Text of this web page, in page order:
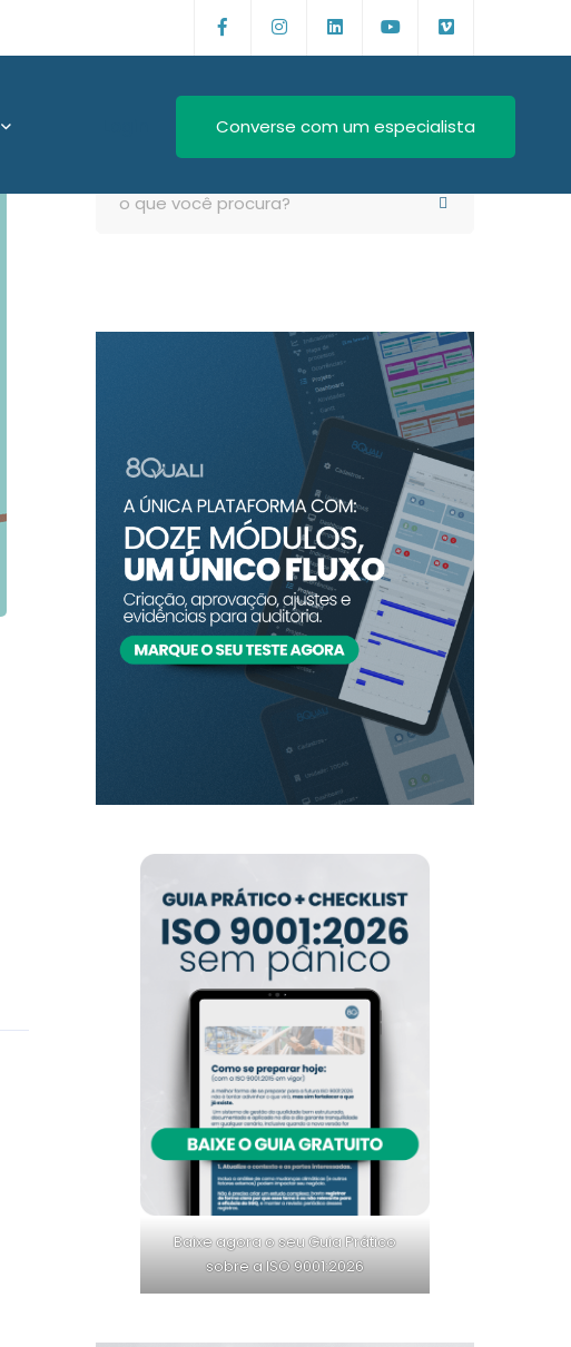
Converse com um especialista
for:
Baixe agora o seu Guia Prático
sobre a ISO 9001:2026